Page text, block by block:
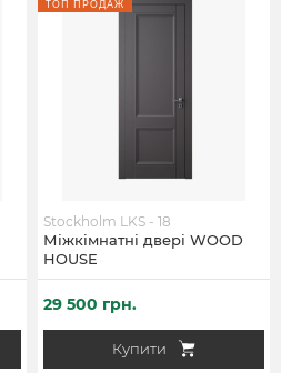
ТОП ПРОДАЖ
Міжкімнатні двері WOOD
HOUSE
Stockholm LKS - 18
Купити
29 500 грн.